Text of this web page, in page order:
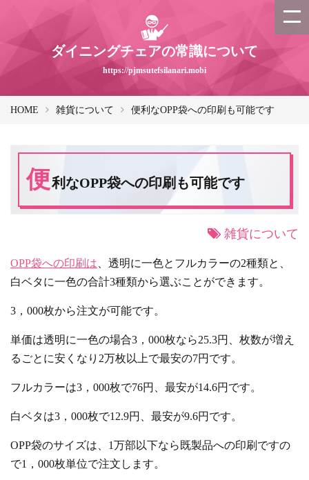
ダイニングチェアの常識について
https://pjmsutefsilanari.mobi
HOME 雑貨について 便利なOPP袋への印刷も可能です
便利なOPP袋への印刷も可能です
雑貨について
OPP袋への印刷は 、透明に一色とフルカラーの2種類と、
白ベタに一色の合計3種類から選ぶことができます。
3，000枚から注文が可能です。
単価は透明に一色の場合3，000枚なら25.3円、枚数が増え
るごとに安くなり2万枚以上で最安の7円です。
フルカラーは3，000枚で76円、最安が14.6円です。
白ベタは3，000枚で12.9円、最安が9.6円です。
OPP袋のサイズは、1万部以下なら既製品への印刷ですの
で1，000枚単位で注文します。